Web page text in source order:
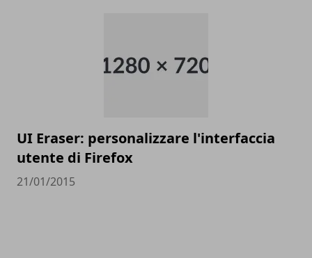
UI Eraser: personalizzare l'interfaccia
utente di Firefox
21/01/2015